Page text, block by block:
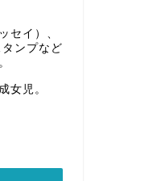
セイ）、
ンプなど
女児。